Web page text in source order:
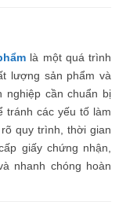
là một quá trình
lượng sản phẩm và
nghiệp cần chuẩn bị
tránh các yếu tố làm
quy trình, thời gian
giấy chứng nhận,
nhanh chóng hoàn